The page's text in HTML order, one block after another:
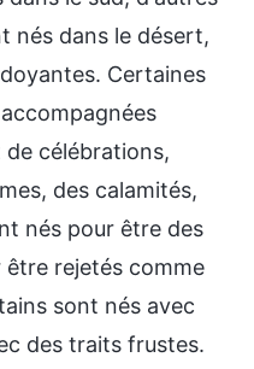
nés dans le désert,
Certaines
célébrations,
des calamités,
nés pour être des
rejetés comme
sont nés avec
des traits frustes.